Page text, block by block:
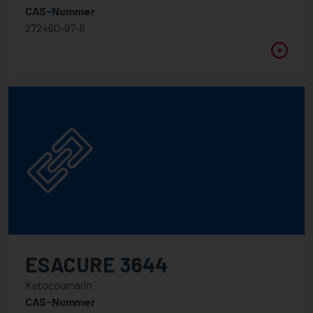
PureVadd
Energy Curing Resins
Epoxid-Acrylate
Methacrylate
Monomer-Acrylate
Spezialitäten
Urethan-Acrylate
UV/LED Additiv
Additiv
CAS-Nummer
272460-97-6
ESACURE 3644
Ketocoumarin
CAS-Nummer